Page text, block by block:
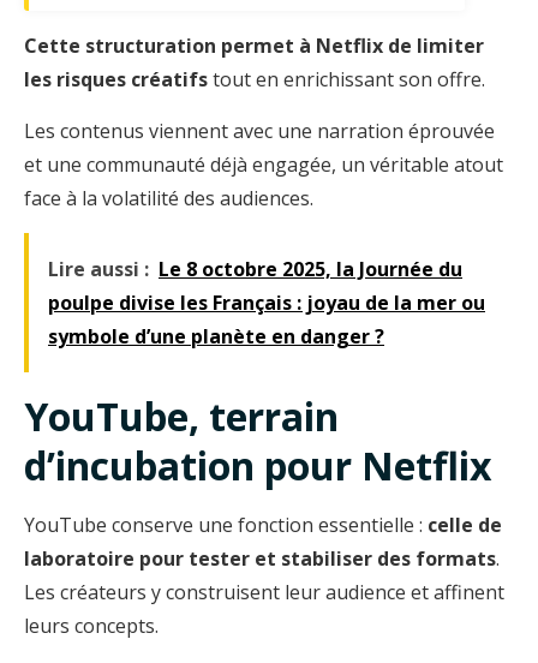
Cette structuration permet à Netflix de limiter
les risques créatifstout en enrichissant son offre.
Les contenus viennent avec une narration éprouvée
et une communauté déjà engagée, un véritable atout
face à la volatilité des audiences.
Lire aussi : Le 8 octobre 2025, la Journée du
poulpe divise les Français : joyau de la mer ou
symbole d’une planète en danger ?
YouTube, terrain
d’incubation pour Netflix
YouTube conserve une fonction essentielle : celle de
laboratoire pour tester et stabiliser des formats.
Les créateurs y construisent leur audience et affinent
leurs concepts.